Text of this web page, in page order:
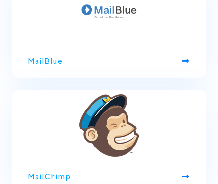
MailBlue
MailChimp